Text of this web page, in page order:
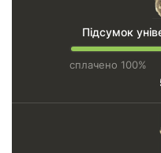
Підсумок
сплачено 100%